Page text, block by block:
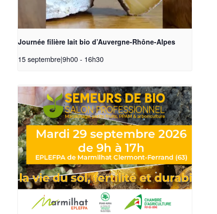
Journée filière lait bio d’Auvergne-Rhône-Alpes
15 septembre|9h00- 16h30